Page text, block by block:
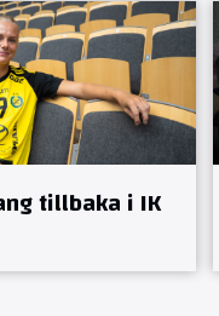
tillbaka i IK